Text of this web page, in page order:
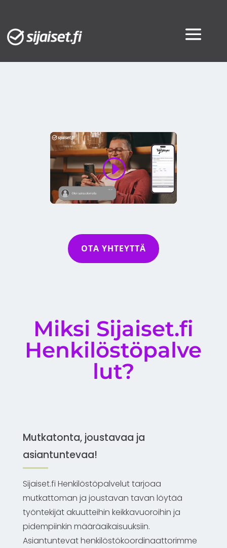
OTA YHTEYTTÄ
Miksi Sijaiset.fi
Henkilöstöpalve
lut?
Mutkatonta, joustavaa ja
asiantuntevaa!
Sijaiset.fi Henkilöstöpalvelut tarjoaa
mutkattoman ja joustavan tavan löytää
työntekijät akuutteihin keikkavuoroihin ja
pidempiinkin määräaikaisuuksiin.
Asiantuntevat henkilöstökoordinaattorimme